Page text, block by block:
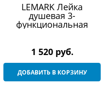
LEMARK Лейка
душевая 3-
функциональная
1 520 руб.
ДОБАВИТЬ В КОРЗИНУ